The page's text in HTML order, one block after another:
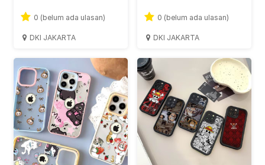
0 (belum ada ulasan)
DKI JAKARTA
0 (belum ada ulasan)
DKI JAKARTA